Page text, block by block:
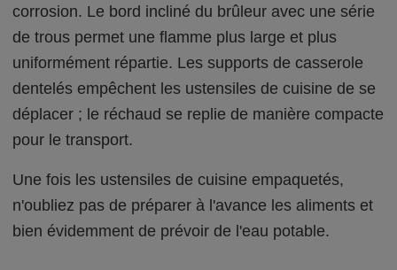
corrosion. Le bord incliné du brûleur avec une série
de trous permet une flamme plus large et plus
uniformément répartie. Les supports de casserole
dentelés empêchent les ustensiles de cuisine de se
déplacer ; le réchaud se replie de manière compacte
pour le transport.
Une fois les ustensiles de cuisine empaquetés,
n'oubliez pas de préparer à l'avance les aliments et
bien évidemment de prévoir de l'eau potable.